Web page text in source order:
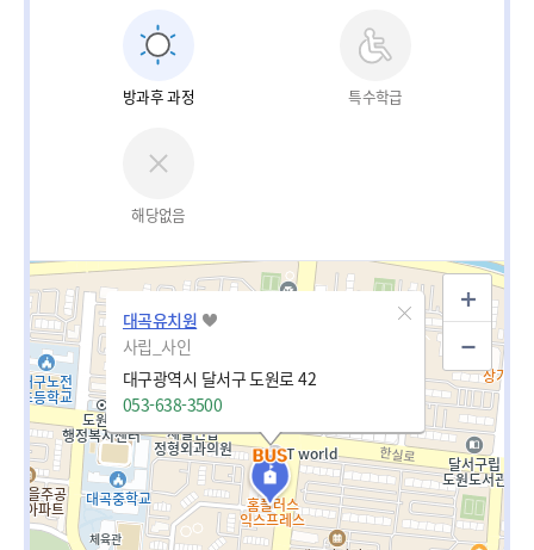
방과후 과정 특수학급
해당없음
대곡유치원
사립_사인
대구광역시 달서구 도원로 42
053-638-3500